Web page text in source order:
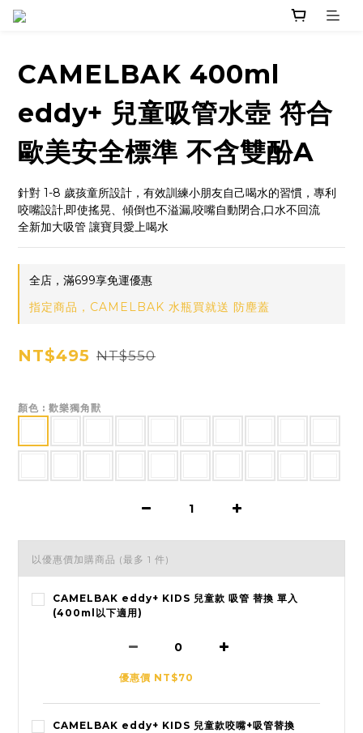
CAMELBAK 400ml
eddy+ 兒童吸管水壺 符合
歐美安全標準 不含雙酚A
針對 1-8 歲孩童所設計，有效訓練小朋友自己喝水的習慣，專利
咬嘴設計,即使搖晃、傾倒也不溢漏,咬嘴自動閉合,口水不回流
全新加大吸管 讓寶貝愛上喝水
全店，滿699享免運優惠
指定商品，CAMELBAK 水瓶買就送 防塵蓋
NT$495 NT$550
顏色 : 歡樂獨角獸
以優惠價加購商品 (最多 1 件)
CAMELBAK eddy+ KIDS 兒童款 吸管 替換 單入
(400ml以下適用)
優惠價 NT$70
CAMELBAK eddy+ KIDS 兒童款咬嘴+吸管替換